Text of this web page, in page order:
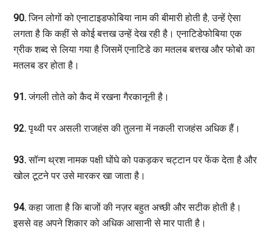
90.जिन लोगों को एनाटाइडफोबिया नाम की बीमारी होती है, उन्हें ऐसा
लगता है कि कहीं से कोई बत्तख उन्हें देख रही है। एनाटिडेफोबिया एक
ग्रीक शब्द से लिया गया है जिसमें एनाटिडे का मतलब बत्तख और फोबो का
मतलब डर होता है।
91.जंगली तोते को कैद में रखना गैरकानूनी है।
92.पृथ्वी पर असली राजहंस की तुलना में नकली राजहंस अधिक हैं।
93.सॉन्ग थ्रश नामक पक्षी घोंघे को पकड़कर चट्टान पर फेंक देता है और
खोल टूटने पर उसे मारकर खा जाता है।
94.कहा जाता है कि बाजों की नज़र बहुत अच्छी और सटीक होती है।
इससे वह अपने शिकार को अधिक आसानी से मार पाती है।